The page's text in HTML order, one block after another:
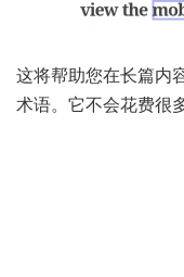
这将帮助您在长篇内
术语。它不会花费很